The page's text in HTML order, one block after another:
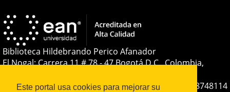
Este portal usa cookies para mejorar su
Biblioteca Hildebrando Perico Afanador
El Nogal: Carrera 11 # 78 - 47 Bogotá D.C., Colombia,
Teléfono:+(57-601) 593 6464 Ext. 2285 +57 316 8748114